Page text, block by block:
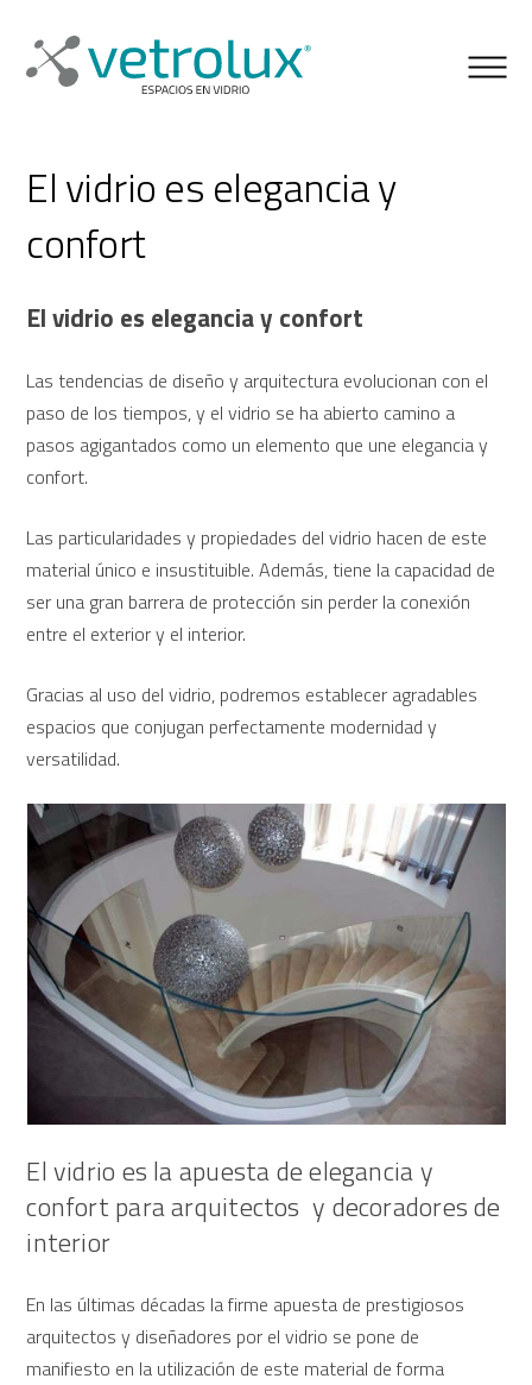
El vidrio es elegancia y
confort
El vidrio es elegancia y confort
Las tendencias de diseño y arquitectura evolucionan con el
paso de los tiempos, y el vidrio se ha abierto camino a
pasos agigantados como un elemento que une elegancia y
confort.
Las particularidades y propiedades del vidrio hacen de este
material único e insustituible. Además, tiene la capacidad de
ser una gran barrera de protección sin perder la conexión
entre el exterior y el interior.
Gracias al uso del vidrio, podremos establecer agradables
espacios que conjugan perfectamente modernidad y
versatilidad.
El vidrio es la apuesta de elegancia y
confort para arquitectos y decoradores de
interior
En las últimas décadas la firme apuesta de prestigiosos
arquitectos y diseñadores por el vidrio se pone de
manifiesto en la utilización de este material de forma